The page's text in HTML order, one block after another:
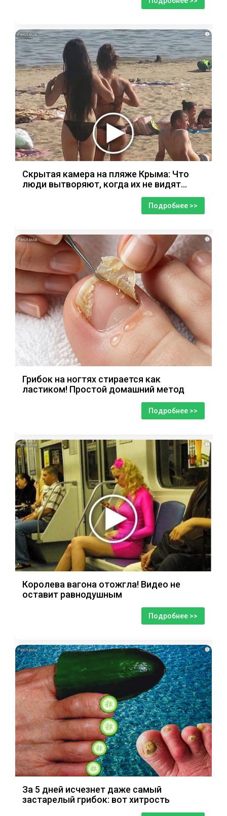
i
Скрытая камера на пляже Крыма: Что
люди вытворяют, когда их не видят...
Подробнее >>
i
Грибок на ногтях стирается как
ластиком! Простой домашний метод
Подробнее >>
i
Королева вагона отожгла! Видео не
оставит равнодушным
Подробнее >>
i
За 5 дней исчезнет даже самый
застарелый грибок: вот хитрость